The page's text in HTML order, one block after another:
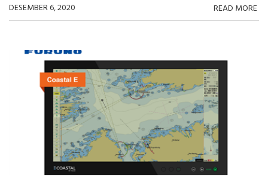
DESEMBER 6, 2020 READ MORE